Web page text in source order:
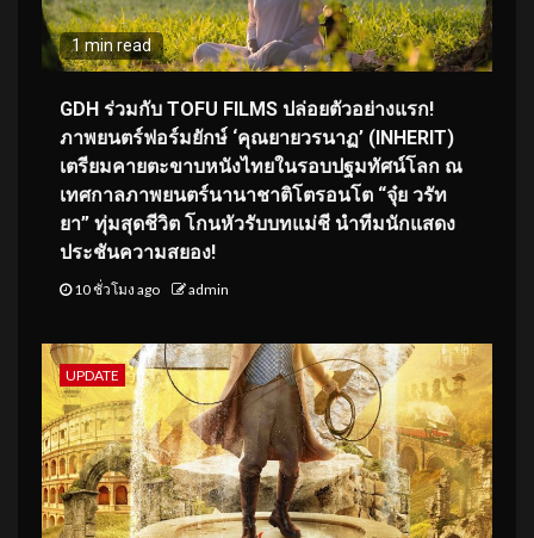
1 min read
GDH ร่วมกับ TOFU FILMS ปล่อยตัวอย่างแรก!
ภาพยนตร์ฟอร์มยักษ์ ‘คุณยายวรนาฏ’ (INHERIT)
เตรียมคายตะขาบหนังไทยในรอบปฐมทัศน์โลก ณ
เทศกาลภาพยนตร์นานาชาติโตรอนโต “จุ๋ย วรัท
ยา” ทุ่มสุดชีวิต โกนหัวรับบทแม่ชี นำทีมนักแสดง
ประชันความสยอง!
10 ชั่วโมง ago admin
UPDATE